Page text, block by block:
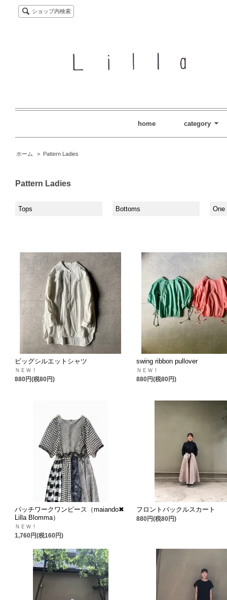
ショップ内検索
home category
ホーム > Pattern Ladies
Pattern Ladies
Tops Bottoms One
ビッグシルエットシャツ
ＮＥＷ！
880円(税80円)
swing ribbon pullover
ＮＥＷ！
880円(税80円)
パッチワークワンピース（maiando✖
Lilla Blomma）
ＮＥＷ！
1,760円(税160円)
フロントバックルスカート
880円(税80円)